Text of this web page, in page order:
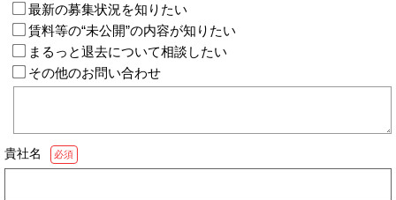
最新の募集状況を知りたい
賃料等の“未公開”の内容が知りたい
まるっと退去について相談したい
その他のお問い合わせ
貴社名 必須